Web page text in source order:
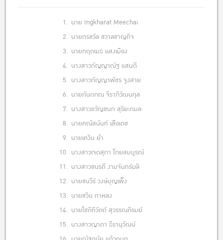
1. นาย Ingkharat Meechai
2. นายกรชวัล ชวาลชาญกิจ
3. นายกฤตเมธ แสงเมือง
4. นางสาวกัญญาณัฐ แสนดี
5. นางสาวกัญญาพัชร จูงสาย
6. นายกันตภณ จิราภิวัฒนกุล
7. นางสาวขวัญชนก สุริยะกมล
8. นายคณัสนันท์ เสือเดช
9. นายเควิน ยำ
10. นางสาวเจตสุภา โกยสมบูรณ์
11. นางสาวชนรดี งามจันทร์ผลิ
12. นายชนวีร์ วงษ์บุญเพ็ง
13. นายชวิน กาหลง
14. นายโชติทิวัตถ์ สุวรรณภิรมย์
15. นางสาวญาดา ธีรานุวัฒน์